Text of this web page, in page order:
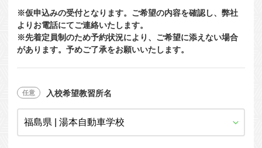
中型車
大型二種
普通二種
中型二種
大型車+大型特殊
中国エリア
四国エリア
九州エリア
沖縄エリア
温泉プランがある教習所
自炊ができる教習所
ホテルプランがある教習所
よくある質問
入校の流れ/スケジュール
給付金制度について
合宿免許とは
免許の行政処分と再取得について
免許の種類
エリア
※仮申込みの受付となります。ご希望の内容を確認し、弊社
よりお電話にてご連絡いたします。
※先着定員制のため予約状況により、ご希望に添えない場合
があります。予めご了承をお願いいたします。
入校希望教習所名